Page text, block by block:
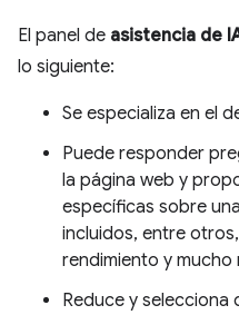
El panel de asistencia de
lo siguiente:
Se especializa en el
Puede responder
la página web y
específicas sobre
incluidos, entre
rendimiento y mucho
Reduce y selecciona